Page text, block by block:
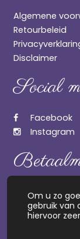
Algemene
Retourbeleid
Disclaimer
Social
Facebook
Instagram
Om u zo
gebruik van
hiervoor